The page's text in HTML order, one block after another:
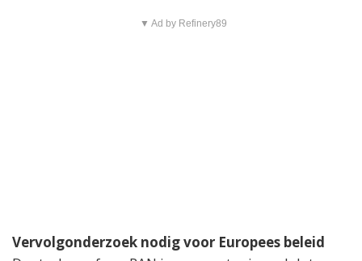
▼ Ad by Refinery89
Vervolgonderzoek nodig voor Europees beleid